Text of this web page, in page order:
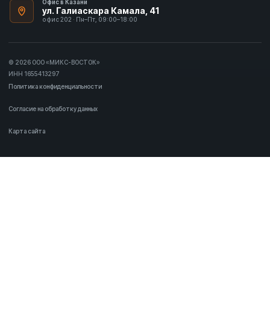
Офис в Казани
ул. Галиаскара Камала, 41
офис 202 · Пн–Пт, 09:00–18:00
© 2026 ООО «МИКС-ВОСТОК»
ИНН 1655413297
Политика конфиденциальности
Согласие на обработку данных
Карта сайта